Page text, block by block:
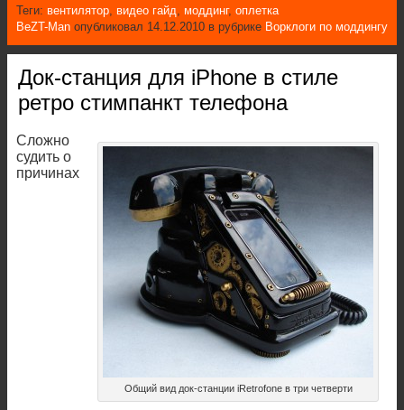
Теги: вентилятор, видео гайд, моддинг, оплетка
BeZT-Man опубликовал 14.12.2010 в рубрике Ворклоги по моддингу
Док-станция для iPhone в стиле
ретро стимпанкт телефона
Общий вид док-станции iRetrofone в три четверти
Сложно
судить о
причинах